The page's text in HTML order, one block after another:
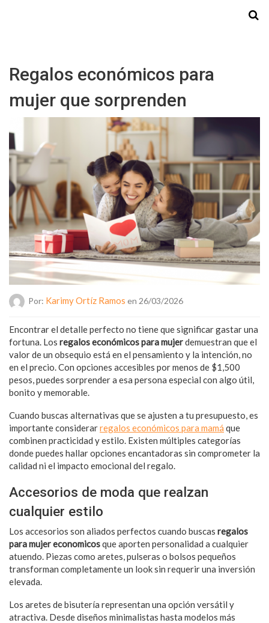
Regalos económicos para
mujer que sorprenden
Por: Karimy Ortíz Ramos en 26/03/2026
Encontrar el detalle perfecto no tiene que significar gastar una
fortuna. Los regalos económicos para mujerdemuestran que el
valor de un obsequio está en el pensamiento y la intención, no
en el precio. Con opciones accesibles por menos de $1,500
pesos, puedes sorprender a esa persona especial con algo útil,
bonito y memorable.
Cuando buscas alternativas que se ajusten a tu presupuesto, es
importante considerarregalos económicos para mamá que
combinen practicidad y estilo. Existen múltiples categorías
donde puedes hallar opciones encantadoras sin comprometer la
calidad ni el impacto emocional del regalo.
Accesorios de moda que realzan
cualquier estilo
Los accesorios son aliados perfectos cuando buscas regalos
para mujer economicosque aporten personalidad a cualquier
atuendo. Piezas como aretes, pulseras o bolsos pequeños
transforman completamente un look sin requerir una inversión
elevada.
Los aretes de bisutería representan una opción versátil y
atractiva. Desde diseños minimalistas hasta modelos más